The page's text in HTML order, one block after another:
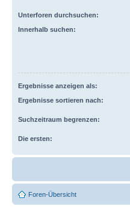
Unterforen durchsuchen:
Innerhalb suchen:
Ergebnisse anzeigen als:
Ergebnisse sortieren nach:
Suchzeitraum begrenzen:
Die ersten:
Foren-Übersicht